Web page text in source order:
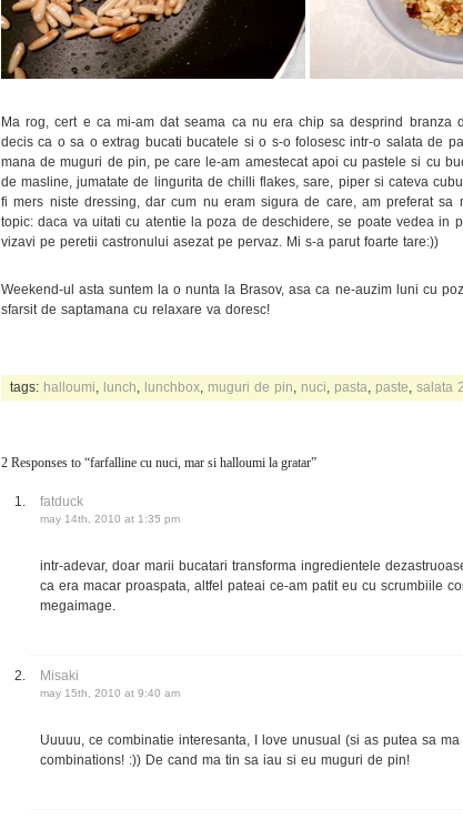
Ma rog, cert e ca mi-am dat seama ca nu era chip sa desprind branza
decis ca o sa o extrag bucati bucatele si o s-o folosesc intr-o salata de
mana de muguri de pin, pe care le-am amestecat apoi cu pastele si cu
de masline, jumatate de lingurita de chilli flakes, sare, piper si cateva
fi mers niste dressing, dar cum nu eram sigura de care, am preferat sa
topic: daca va uitati cu atentie la poza de deschidere, se poate vedea in
vizavi pe peretii castronului asezat pe pervaz. Mi s-a parut foarte tare:))
Weekend-ul asta suntem la o nunta la Brasov, asa ca ne-auzim luni cu
sfarsit de saptamana cu relaxare va doresc!
tags: halloumi lunch lunchbox muguri de pin nuci pasta paste salata
2 Responses to “farfalline cu nuci, mar si halloumi la gratar”
fatduck
may 14th, 2010 at 1:35 pm
intr-adevar, doar marii bucatari transforma ingredientele
ca era macar proaspata, altfel pateai ce-am patit eu cu scrumbiile
megaimage.
Misaki
may 15th, 2010 at 9:40 am
Uuuuu, ce combinatie interesanta, I love unusual (si as putea sa
combinations! :)) De cand ma tin sa iau si eu muguri de pin!